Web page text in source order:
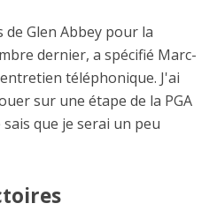
Glen Abbey pour la
dernier, a spécifié Marc-
téléphonique. J'ai
sur une étape de la PGA
que je serai un peu